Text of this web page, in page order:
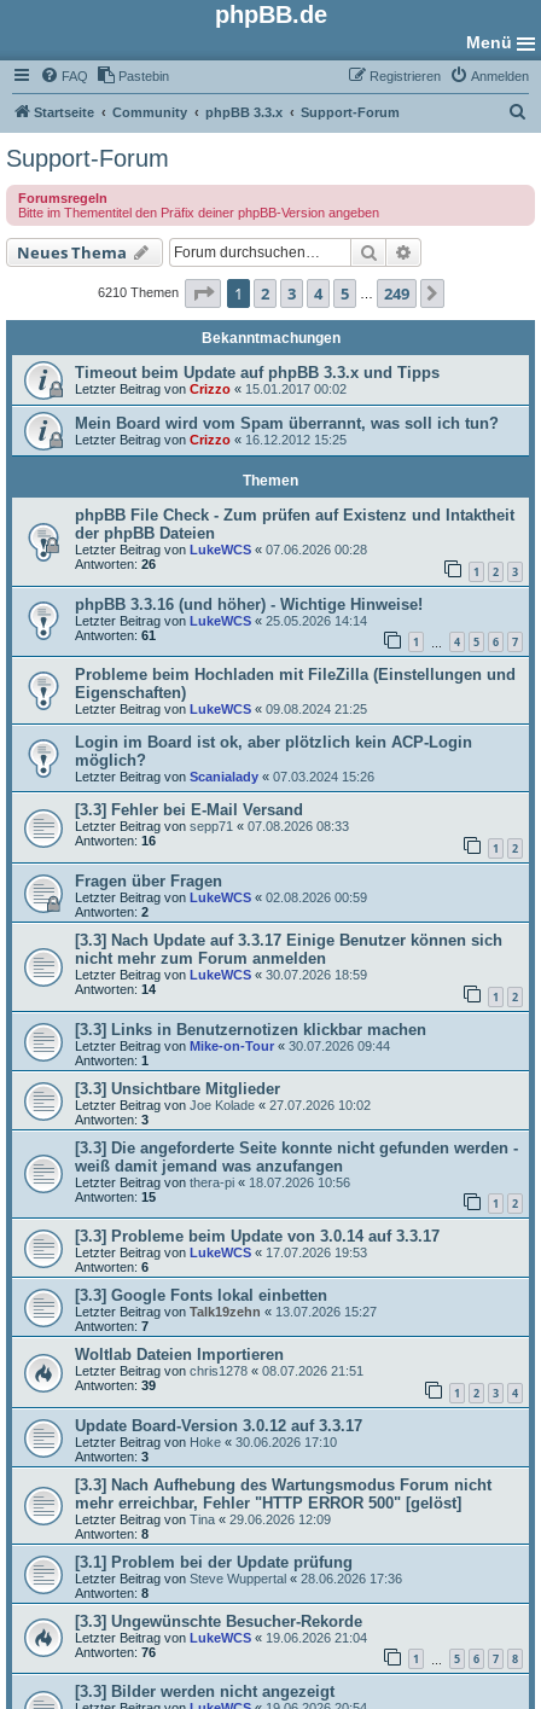
phpBB.de
Menü
FAQ Pastebin Anmelden
Registrieren
Startseite Community phpBB 3.3.x Support-Forum
e
Support-Forum
Forumsregeln
Bitte im Thementitel den Präfix deiner phpBB-Version angeben
Neues Thema Suche
6210 Themen Seite 1von 249
1 2 3 4 5 249
Bekanntmachungen
Timeout beim Update auf phpBB 3.3.x und Tipps
Letzter Beitrag von Crizzo « 15.01.2017 00:02
Mein Board wird vom Spam überrannt, was soll ich tun?
Letzter Beitrag von Crizzo « 16.12.2012 15:25
Themen
phpBB File Check - Zum prüfen auf Existenz und Intaktheit
der phpBB Dateien
Letzter Beitrag von LukeWCS « 07.06.2026 00:28
Antworten: 26 1 2 3
phpBB 3.3.16 (und höher) - Wichtige Hinweise!
Letzter Beitrag von LukeWCS « 25.05.2026 14:14
Antworten: 61 1 4 5 6 7
Probleme beim Hochladen mit FileZilla (Einstellungen und
Eigenschaften)
Letzter Beitrag von LukeWCS « 09.08.2024 21:25
Login im Board ist ok, aber plötzlich kein ACP-Login
möglich?
Letzter Beitrag von Scanialady « 07.03.2024 15:26
[3.3] Fehler bei E-Mail Versand
Letzter Beitrag von sepp71 « 07.08.2026 08:33
Antworten: 16 1 2
Fragen über Fragen
Letzter Beitrag von LukeWCS « 02.08.2026 00:59
Antworten: 2
[3.3] Nach Update auf 3.3.17 Einige Benutzer können sich
nicht mehr zum Forum anmelden
Letzter Beitrag von LukeWCS « 30.07.2026 18:59
Antworten: 14 1 2
[3.3] Links in Benutzernotizen klickbar machen
Letzter Beitrag von Mike-on-Tour « 30.07.2026 09:44
Antworten: 1
[3.3] Unsichtbare Mitglieder
Letzter Beitrag von Joe Kolade « 27.07.2026 10:02
Antworten: 3
[3.3] Die angeforderte Seite konnte nicht gefunden werden -
weiß damit jemand was anzufangen
Letzter Beitrag von thera-pi « 18.07.2026 10:56
Antworten: 15 1 2
[3.3] Probleme beim Update von 3.0.14 auf 3.3.17
Letzter Beitrag von LukeWCS « 17.07.2026 19:53
Antworten: 6
[3.3] Google Fonts lokal einbetten
Letzter Beitrag von Talk19zehn « 13.07.2026 15:27
Antworten: 7
Woltlab Dateien Importieren
Letzter Beitrag von chris1278 « 08.07.2026 21:51
Antworten: 39 1 2 3 4
Update Board-Version 3.0.12 auf 3.3.17
Letzter Beitrag von Hoke « 30.06.2026 17:10
Antworten: 3
[3.3] Nach Aufhebung des Wartungsmodus Forum nicht
mehr erreichbar, Fehler "HTTP ERROR 500" [gelöst]
Letzter Beitrag von Tina « 29.06.2026 12:09
Antworten: 8
[3.1] Problem bei der Update prüfung
Letzter Beitrag von Steve Wuppertal « 28.06.2026 17:36
Antworten: 8
[3.3] Ungewünschte Besucher-Rekorde
Letzter Beitrag von LukeWCS « 19.06.2026 21:04
Antworten: 76 1 5 6 7 8
[3.3] Bilder werden nicht angezeigt